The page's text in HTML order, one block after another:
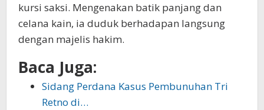
kursi saksi. Mengenakan batik panjang dan
celana kain, ia duduk berhadapan langsung
dengan majelis hakim.
Baca Juga:
Sidang Perdana Kasus Pembunuhan Tri
Retno di…